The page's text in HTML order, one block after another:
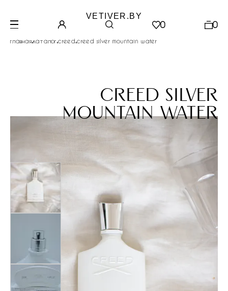
VETIVER.BY
0 0
главная.каталог.creed.creed silver mountain water
creed silver
mountain water